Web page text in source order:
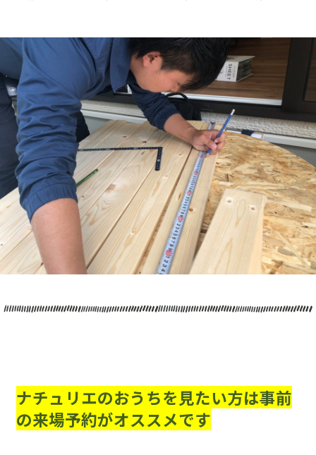
ナチュリエのおうちを見たい方は事前
の来場予約がオススメです